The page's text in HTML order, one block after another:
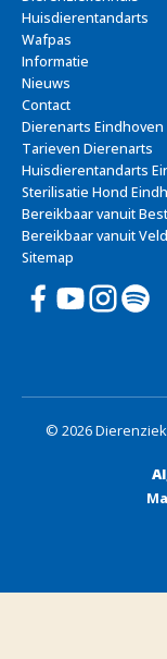
Huisdierentandarts
Wafpas
Informatie
Nieuws
Contact
Dierenarts Eindhoven
Tarieven Dierenarts
Huisdierentandarts
Sterilisatie Hond
Bereikbaar vanuit Best
Bereikbaar vanuit
Sitemap
© 2026